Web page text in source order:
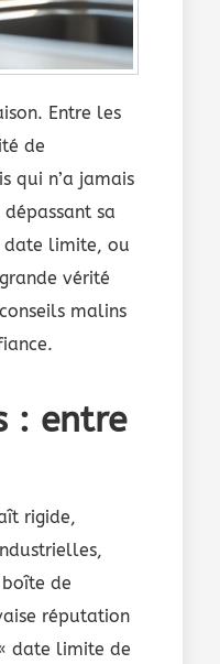
Entre les
de
qui n’a jamais
sa
date limite, ou
vérité
malins
: entre
rigide,
boîte de
réputation
date limite de